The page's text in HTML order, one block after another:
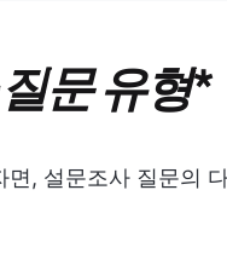
문 유형*
, 설문조사 질문의